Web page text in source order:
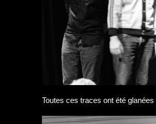
Toutes ces traces ont été